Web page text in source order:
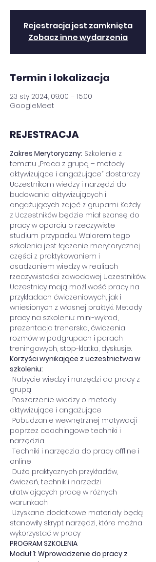
Rejestracja jest zamknięta
Zobacz inne wydarzenia
Termin i lokalizacja
23 sty 2024, 09:00 – 15:00
GoogleMeet
REJESTRACJA
Zakres Merytoryczny: Szkolenie z
tematu „Praca z grupą – metody
aktywizujące i angażujące” dostarczy
Uczestnikom wiedzy i narzędzi do
budowania aktywizujących i
angażujących zajęć z grupami. Każdy
z Uczestników będzie miał szansę do
pracy w oparciu o rzeczywiste
studium przypadku. Walorem tego
szkolenia jest łączenie merytorycznej
części z praktykowaniem i
osadzaniem wiedzy w realiach
rzeczywistości zawodowej Uczestników.
Uczestnicy mają możliwość pracy na
przykładach ćwiczeniowych, jak i
wniesionych z własnej praktyki. Metody
pracy na szkoleniu: mini-wykład,
prezentacja trenerska, ćwiczenia
rozmów w podgrupach i parach
treningowych, stop-klatka, dyskusje.
Korzyści wynikające z uczestnictwa w
szkoleniu:
· Nabycie wiedzy i narzędzi do pracy z
grupą
· Poszerzenie wiedzy o metody
aktywizujące i angażujące
· Pobudzanie wewnętrznej motywacji
poprzez coachingowe techniki i
narzędzia
· Techniki i narzędzia do pracy offline i
online
· Dużo praktycznych przykładów,
ćwiczeń, technik i narzędzi
ułatwiających pracę w różnych
warunkach
· Uzyskane dodatkowe materiały będą
stanowiły skrypt narzędzi, które można
wykorzystać w pracy
PROGRAM SZKOLENIA
Moduł 1: Wprowadzenie do pracy z